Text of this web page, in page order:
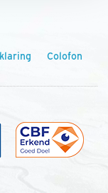
Colofon